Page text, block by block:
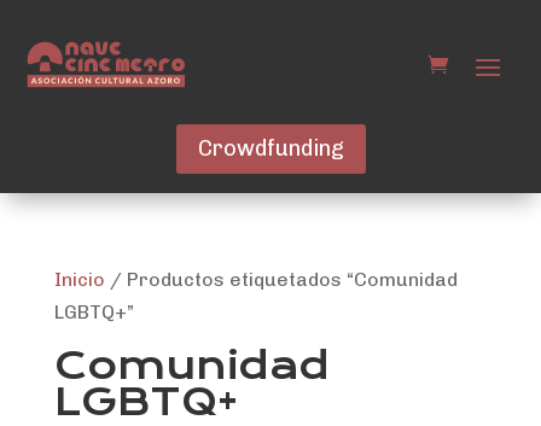
Crowdfunding
Inicio / Productos etiquetados “Comunidad
LGBTQ+”
Comunidad
LGBTQ+